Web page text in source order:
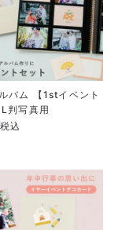
バム 【1stイベント
判写真用
税込